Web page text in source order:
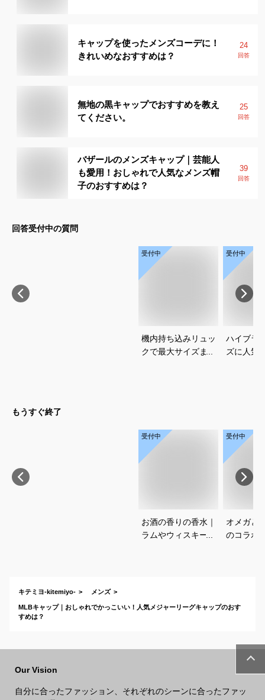
キャップを使ったメンズコーデに！
きれいめなおすすめは？
24
回答
無地の黒キャップでおすすめを教え
てください。
25
回答
バザールのメンズキャップ｜芸能人
も愛用！おしゃれで人気なメンズ帽
子のおすすめは？
39
回答
回答受付中の質問
受付中
機内持ち込みリュッ
クで最大サイズまで
受付中
ハイブラ
ズに人気
もうすぐ終了
受付中
お酒の香りの香水｜
ラムやウィスキーな
受付中
オメガと
のコラボ
キテミヨ-kitemiyo- メンズ
MLBキャップ｜おしゃれでかっこいい！人気メジャーリーグキャップのおす
すめは？
Our Vision
自分に合ったファッション、それぞれのシーンに合ったファッ